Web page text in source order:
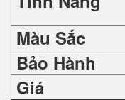
Màu Sắc
Bảo Hành
Giá